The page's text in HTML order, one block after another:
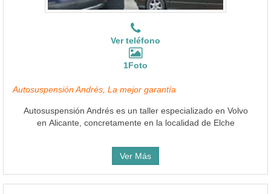
Ver teléfono
1Foto
Autosuspensión Andrés, La mejor garantía
Autosuspensión Andrés es un taller especializado en Volvo
en Alicante, concretamente en la localidad de Elche
Ver Más